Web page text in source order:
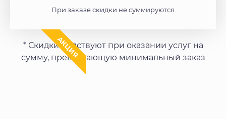
При заказе скидки не суммируются
АКЦИЯ
* Скидки действуют при оказании услуг на
сумму, превышающую минимальный заказ